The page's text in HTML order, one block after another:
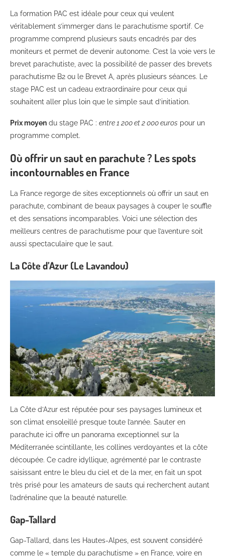
La formation PAC est idéale pour ceux qui veulent
véritablement s’immerger dans le parachutisme sportif. Ce
programme comprend plusieurs sauts encadrés par des
moniteurs et permet de devenir autonome. C’est la voie vers le
brevet parachutiste, avec la possibilité de passer des brevets
parachutisme B2 ou le Brevet A, après plusieurs séances. Le
stage PAC est un cadeau extraordinaire pour ceux qui
souhaitent aller plus loin que le simple saut d’initiation.
Prix moyen du stage PAC : entre 1 200 et 2 000 euros pour un
programme complet.
Où offrir un saut en parachute ? Les spots
incontournables en France
La France regorge de sites exceptionnels où offrir un saut en
parachute, combinant de beaux paysages à couper le souffle
et des sensations incomparables. Voici une sélection des
meilleurs centres de parachutisme pour que l’aventure soit
aussi spectaculaire que le saut.
La Côte d’Azur (Le Lavandou)
La Côte d’Azur est réputée pour ses paysages lumineux et
son climat ensoleillé presque toute l’année. Sauter en
parachute ici offre un panorama exceptionnel sur la
Méditerranée scintillante, les collines verdoyantes et la côte
découpée. Ce cadre idyllique, agrémenté par le contraste
saisissant entre le bleu du ciel et de la mer, en fait un spot
très prisé pour les amateurs de sauts qui recherchent autant
l’adrénaline que la beauté naturelle.
Gap-Tallard
Gap-Tallard, dans les Hautes-Alpes, est souvent considéré
comme le « temple du parachutisme » en France, voire en